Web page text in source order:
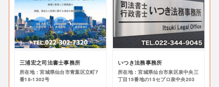
三浦宏之司法書士事務所
所在地：宮城県仙台市青葉区立町7
番18-1302号
いつき法務事務所
所在地：宮城県仙台市泉区泉中央三
丁目15番地の15セプロ泉中央203